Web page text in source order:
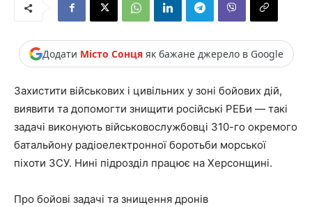
Додати Місто Сонцяяк бажане джерело в Google
Захистити військових і цивільних у зоні бойових дій,
виявити та допомогти знищити російські РЕБи — такі
задачі виконують військовослужбовці 310-го окремого
батальйону радіоелектронної боротьби морської
піхоти ЗСУ. Нині підрозділ працює на Херсонщині.
Про бойові задачі та знищення дронів